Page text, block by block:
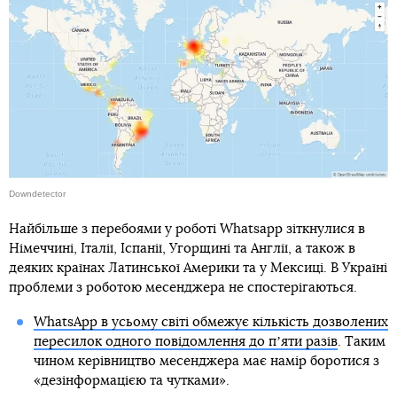
Downdetector
Найбільше з перебоями у роботі Whatsapp зіткнулися в
Німеччині, Італії, Іспанії, Угорщині та Англії, а також в
деяких країнах Латинської Америки та у Мексиці. В Україні
проблеми з роботою месенджера не спостерігаються.
WhatsApp в усьому світі обмежує кількість дозволених
пересилок одного повідомлення до пʼяти разів. Таким
чином керівництво месенджера має намір боротися з
«дезінформацією та чутками».